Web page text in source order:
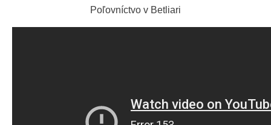
Poľovníctvo v Betliari